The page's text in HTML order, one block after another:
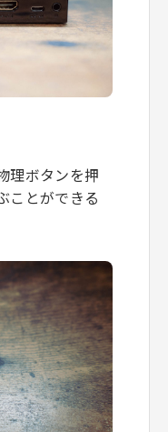
理ボタンを押
ことができる